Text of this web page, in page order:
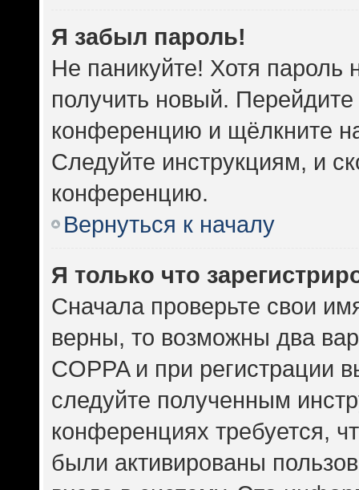
Я забыл пароль!
Не паникуйте! Хотя пароль
получить новый.
конференцию и щёлкните
Следуйте инструкциям, и
конференцию.
Вернуться к началу
Я только что
Сначала проверьте свои
верны, то возможны два
COPPA и при регистрации
следуйте полученным
конференциях требуется,
были активированы